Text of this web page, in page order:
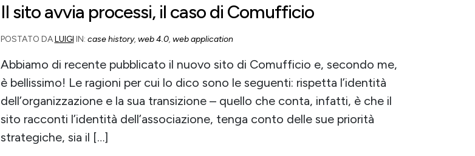
Il sito avvia processi, il caso di Comufficio
POSTATO DALUIGI IN: case history, web 4.0, web application
Abbiamo di recente pubblicato il nuovo sito di Comufficio e, secondo me,
è bellissimo! Le ragioni per cui lo dico sono le seguenti: rispetta l’identità
dell’organizzazione e la sua transizione – quello che conta, infatti, è che il
sito racconti l’identità dell’associazione, tenga conto delle sue priorità
strategiche, sia il […]